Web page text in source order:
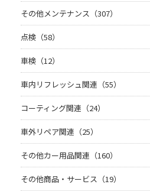
その他メンテナンス（307）
点検（58）
車検（12）
車内リフレッシュ関連（55）
コーティング関連（24）
車外リペア関連（25）
その他カー用品関連（160）
その他商品・サービス（19）